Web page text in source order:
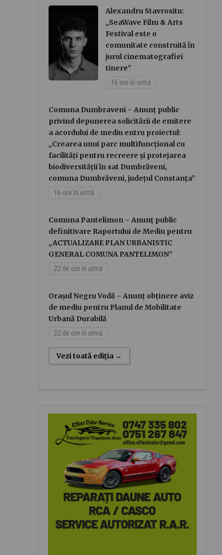
Alexandru Stavrositu:
„SeaWave Film & Arts
Festival este o
comunitate construită în
jurul cinematografiei
tinere”
16 ore în urmă
Comuna Dumbraveni – Anunț public
privind depunerea solicitării de emitere
a acordului de mediu entru proiectul:
„Crearea unui parc multifuncțional cu
facilități pentru recreere și protejarea
biodiversității în sat Dumbrăveni,
comuna Dumbrăveni, județul Constanța”
16 ore în urmă
Comuna Pantelimon – Anunț public
definitivare Raportului de Mediu pentru
„ACTUALIZARE PLAN URBANISTIC
GENERAL COMUNA PANTELIMON”
22 de ore în urmă
Orașul Negru Vodă – Anunț obținere aviz
de mediu pentru Planul de Mobilitate
Urbană Durabilă
22 de ore în urmă
Vezi toată ediția →